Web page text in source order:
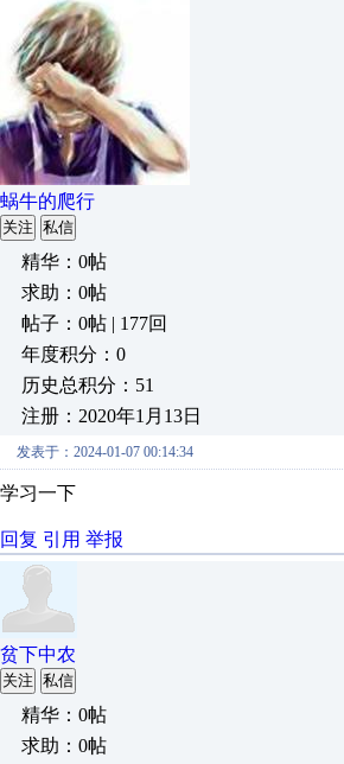
蜗牛的爬行
关注 私信
精华：0帖
求助：0帖
帖子：0帖 | 177回
年度积分：0
历史总积分：51
注册：2020年1月13日
发表于：2024-01-07 00:14:34
学习一下
回复 引用 举报
贫下中农
关注 私信
精华：0帖
求助：0帖